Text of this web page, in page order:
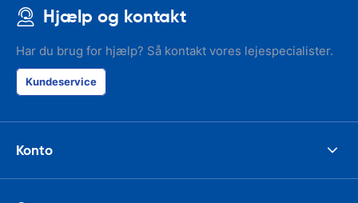
Hjælp og kontakt
Har du brug for hjælp? Så kontakt vores lejespecialister.
Kundeservice
Konto